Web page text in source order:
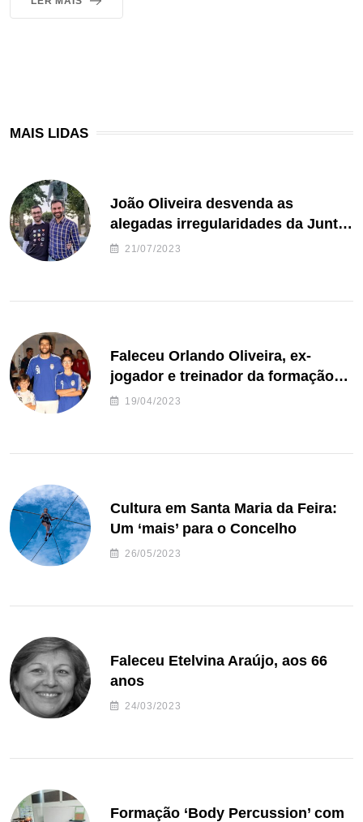
MAIS LIDAS
João Oliveira desvenda as
alegadas irregularidades da Junta
de Freguesia S. João de Ver
21/07/2023
Faleceu Orlando Oliveira, ex-
jogador e treinador da formação
de andebol do Feirense
19/04/2023
Cultura em Santa Maria da Feira:
Um ‘mais’ para o Concelho
26/05/2023
Faleceu Etelvina Araújo, aos 66
anos
24/03/2023
Formação ‘Body Percussion’ com